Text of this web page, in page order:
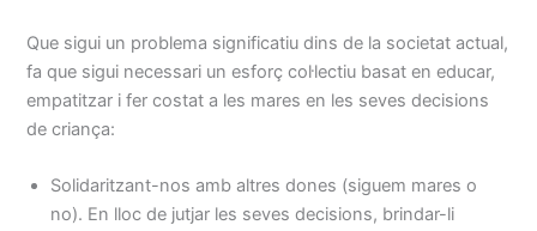
Que sigui un problema significatiu dins de la societat actual,
fa que sigui necessari un esforç col·lectiu basat en educar,
empatitzar i fer costat a les mares en les seves decisions
de criança:
Solidaritzant-nos amb altres dones (siguem mares o
no). En lloc de jutjar les seves decisions, brindar-li